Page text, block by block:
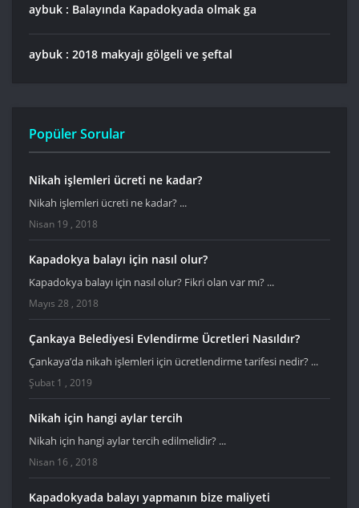
aybuk : Balayında Kapadokyada olmak ga
aybuk : 2018 makyajı gölgeli ve şeftal
Popüler Sorular
Nikah işlemleri ücreti ne kadar?
Nikah işlemleri ücreti ne kadar? ...
Nisan 19 , 2018
Kapadokya balayı için nasıl olur?
Kapadokya balayı için nasıl olur? Fikri olan var mı? ...
Mayıs 28 , 2018
Çankaya Belediyesi Evlendirme Ücretleri Nasıldır?
Çankaya’da nikah işlemleri için ücretlendirme tarifesi nedir? ...
Şubat 1 , 2019
Nikah için hangi aylar tercih
Nikah için hangi aylar tercih edilmelidir? ...
Nisan 16 , 2018
Kapadokyada balayı yapmanın bize maliyeti